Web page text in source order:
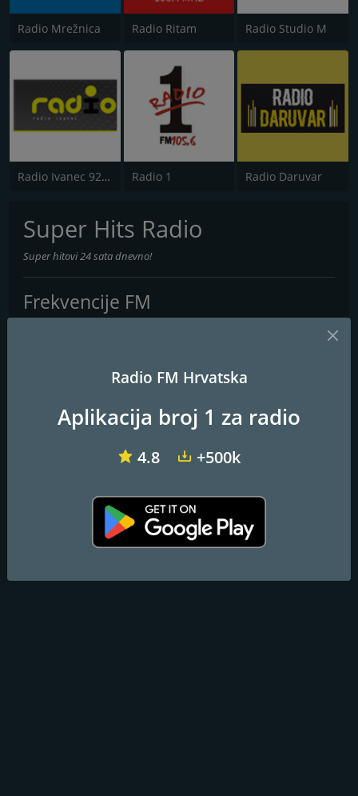
Radio Mrežnica Radio Ritam Radio Studio M
Radio Ivanec 92.8 FM Radio 1 Radio Daruvar
Super Hits Radio
Super hitovi 24 sata dnevno!
Frekvencije FM
Adresa:Ante Starčevića 9, 43000 Bjelovar
Radio FM Hrvatska
Aplikacija broj 1 za radio
4.8 +500k